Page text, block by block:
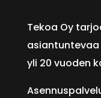
Tekoa Oy
yli 20 vuoden